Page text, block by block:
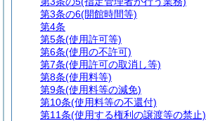
第3条の6(開館時間等)
第4条
第5条(使用許可等)
第6条(使用の不許可)
第7条(使用許可の取消し等)
第8条(使用料等)
第9条(使用料等の減免)
第10条(使用料等の不還付)
第11条(使用する権利の譲渡等の禁止)